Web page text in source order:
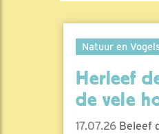
Natuur en
Herleef
de vele
17.07.26 Beleef